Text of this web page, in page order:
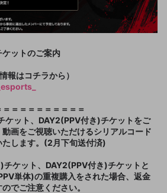
ットのご案内
報はコチラから）
＝＝＝＝＝＝＝＝＝
ケット、DAY2(PPV付き)チケットをご
画をご視聴いただけるシリアルコード
します。(2月下旬送付済)
ケット、DAY2(PPV付き)チケットと
単体)の重複購入をされた場合、返金
でご注意ください。